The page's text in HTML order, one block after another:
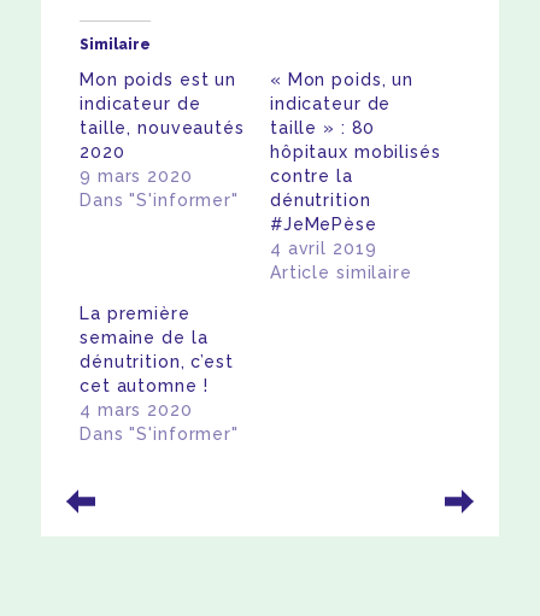
Similaire
Mon poids est un
indicateur de
taille, nouveautés
2020
9 mars 2020
Dans "S'informer"
« Mon poids, un
indicateur de
taille » : 80
hôpitaux mobilisés
contre la
dénutrition
#JeMePèse
4 avril 2019
Article similaire
La première
semaine de la
dénutrition, c’est
cet automne !
4 mars 2020
Dans "S'informer"